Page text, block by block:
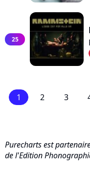
25
1 2 3
Purecharts est
de l'Edition